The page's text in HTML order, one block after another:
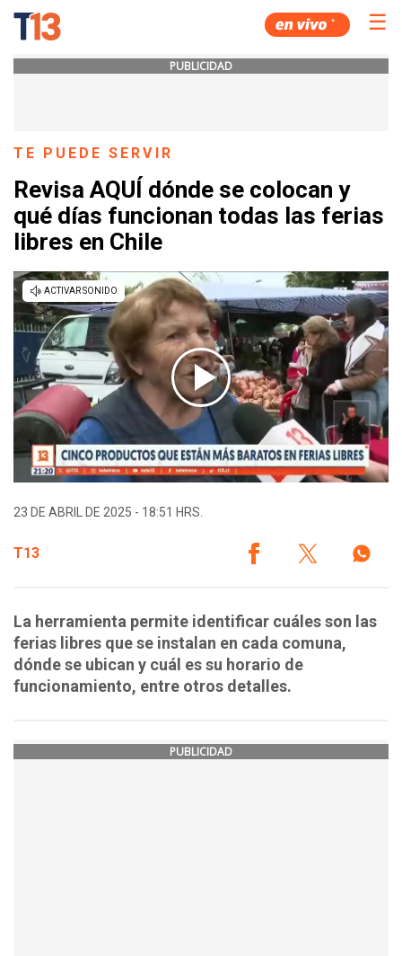
☰
PUBLICIDAD
TE PUEDE SERVIR
Revisa AQUÍ dónde se colocan y
qué días funcionan todas las ferias
libres en Chile
23 DE ABRIL DE 2025 - 18:51 HRS.
T13
La herramienta permite identificar cuáles son las
ferias libres que se instalan en cada comuna,
dónde se ubican y cuál es su horario de
funcionamiento, entre otros detalles.
PUBLICIDAD